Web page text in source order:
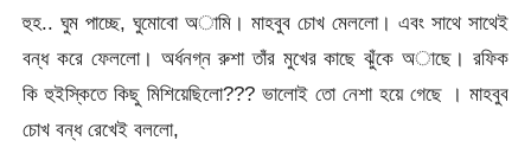
হুহ.. ঘুম পাচ্ছে, ঘুমোবো অামি। মাহবুব চোখ মেললো। এবং সাথে সাথেই
বন্ধ করে ফেললো। অর্ধনগ্ন রুশা তাঁর মুখের কাছে ঝুঁকে অাছে। রফিক
কি হুইস্কিতে কিছু মিশিয়েছিলো??? ভালোই তো নেশা হয়ে গেছে । মাহবুব
চোখ বন্ধ রেখেই বললো,